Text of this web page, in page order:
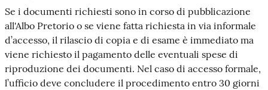
Se la domanda è incompleta l'ufficio competente lo
comunica al richiedente
entro dieci giorni
, e il termine
di conclusione del procedimento ricomincia a decorrere
dalla data di presentazione della domanda completa.
• i documenti coperti da segreto di Stato o da divieto di
divulgazione previsti dalla legge o da regolamenti
governativi;
• i documenti di cui è vietata la divulgazione da
Regolamenti dell’Unione o dei Comuni che ne fanno
Se i documenti richiesti sono in corso di pubblicazione
all'Albo Pretorio o se viene fatta richiesta in via informale
d’accesso, il rilascio di copia e di esame è immediato ma
viene richiesto il pagamento delle eventuali spese di
riproduzione dei documenti. Nel caso di accesso formale,
l’ufficio deve concludere il procedimento entro 30 giorni